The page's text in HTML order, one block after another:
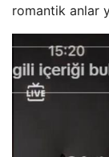
romantik anlar